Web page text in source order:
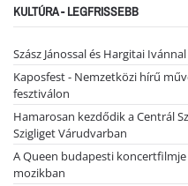
KULTÚRA - LEGFRISSEBB
Szász Jánossal és Hargitai
Kaposfest - Nemzetközi hírű
fesztiválon
Hamarosan kezdődik a Centrál
Szigliget Várudvarban
A Queen budapesti
mozikban